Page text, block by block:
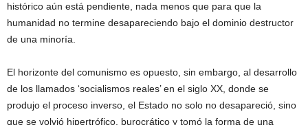
histórico aún está pendiente, nada menos que para que la
humanidad no termine desapareciendo bajo el dominio destructor
de una minoría.
El horizonte del comunismo es opuesto, sin embargo, al desarrollo
de los llamados ‘socialismos reales’ en el siglo XX, donde se
produjo el proceso inverso, el Estado no solo no desapareció, sino
que se volvió hipertrófico, burocrático y tomó la forma de una